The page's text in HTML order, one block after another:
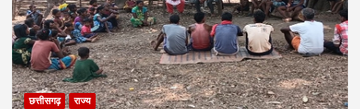
छत्तीसगढ़ राज्य